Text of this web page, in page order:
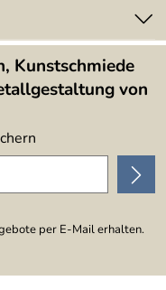
Kunstschmiede
von
per E-Mail erhalten.
Unternehmen
wird in anonymer Form